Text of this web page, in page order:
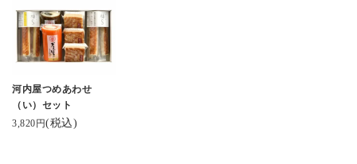
#懐かしい味
#源ますのすし
#ますのすし
#棒s
#わらび大福
#和菓子
#和菓子好き
ィックチーズ #鮨蒲本舗
河内屋 #頂き物#練り製
品#暮らしのコト#暮ら
しのキロク
河内屋つめあわせ
（い）セット
3,820円(税込)